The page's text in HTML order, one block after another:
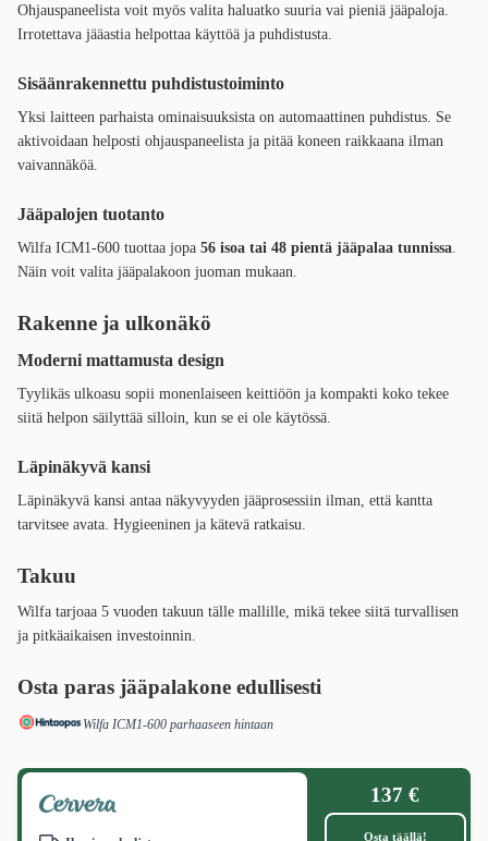
Ohjauspaneelista voit myös valita haluatko suuria vai pieniä jääpaloja.
Irrotettava jääastia helpottaa käyttöä ja puhdistusta.
Sisäänrakennettu puhdistustoiminto
Yksi laitteen parhaista ominaisuuksista on automaattinen puhdistus. Se
aktivoidaan helposti ohjauspaneelista ja pitää koneen raikkaana ilman
vaivannäköä.
Jääpalojen tuotanto
Wilfa ICM1-600 tuottaa jopa 56 isoa tai 48 pientä jääpalaa tunnissa
Näin voit valita jääpalakoon juoman mukaan.
Rakenne ja ulkonäkö
Moderni mattamusta design
Tyylikäs ulkoasu sopii monenlaiseen keittiöön ja kompakti koko tekee
siitä helpon säilyttää silloin, kun se ei ole käytössä.
Läpinäkyvä kansi
Läpinäkyvä kansi antaa näkyvyyden jääprosessiin ilman, että kantta
tarvitsee avata. Hygieeninen ja kätevä ratkaisu.
Takuu
Wilfa tarjoaa 5 vuoden takuun tälle mallille, mikä tekee siitä turvallisen
ja pitkäaikaisen investoinnin.
Osta paras jääpalakone edullisesti
Wilfa ICM1-600 parhaaseen hintaan
137 €
Osta täällä!